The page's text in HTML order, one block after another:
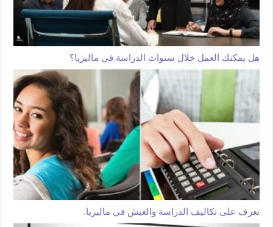
هل يمكنك العمل خلال سنوات الدراسة في ماليزيا؟
تعرف على تكاليف الدراسة والعيش في ماليزيا.